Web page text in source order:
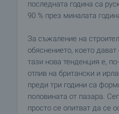
последната година са
90 % през миналата
За съжаление на
обяснението, което
тази нова тенденция е,
отлив на британски и
преди три години са
половината от пазара.
просто се опитват да се